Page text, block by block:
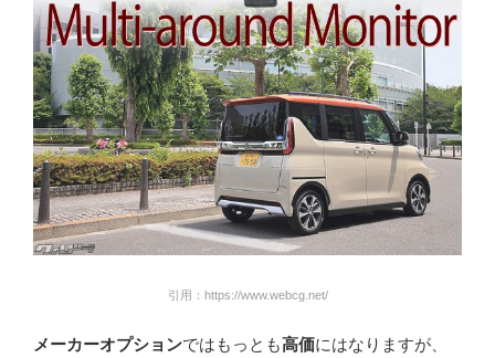
引用：https://www.webcg.net/
メーカーオプションではもっとも高価にはなりますが、